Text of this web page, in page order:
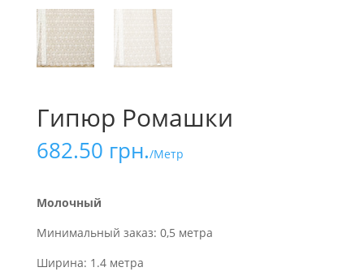
Гипюр Ромашки
682.50 грн./Метр
Молочный
Минимальный заказ: 0,5 метра
Ширина: 1.4 метра